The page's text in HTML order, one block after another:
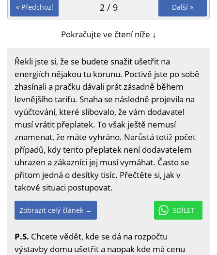
« Předchozí Další »
2 / 9
Pokračujte ve čtení níže ↓
Řekli jste si, že se budete snažit ušetřit na
energiích nějakou tu korunu. Poctivě jste po sobě
zhasínali a pračku dávali prát zásadně během
levnějšího tarifu. Snaha se následně projevila na
vyúčtování, které slibovalo, že vám dodavatel
musí vrátit přeplatek. To však ještě nemusí
znamenat, že máte vyhráno. Narůstá totiž počet
případů, kdy tento přeplatek není dodavatelem
uhrazen a zákazníci jej musí vymáhat. Často se
přitom jedná o desítky tisíc. Přečtěte si, jak v
takové situaci postupovat.
SDÍLET
Zobrazit celý článek →
P.S. Chcete vědět, kde se dá na rozpočtu
výstavby domu ušetřit a naopak kde má cenu